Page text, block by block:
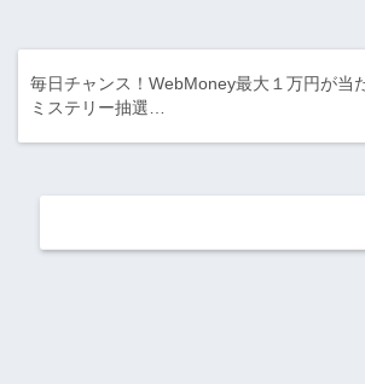
毎日チャンス！WebMoney最大１万円が当
ミステリー抽選…